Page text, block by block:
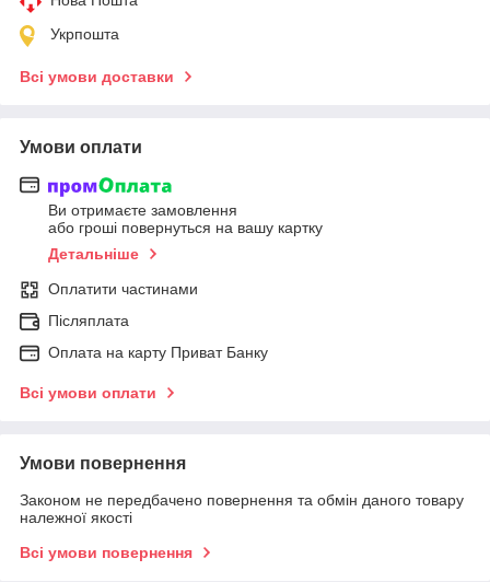
Укрпошта
Всі умови доставки
Умови оплати
Ви отримаєте замовлення
або гроші повернуться на вашу картку
Детальніше
Оплатити частинами
Післяплата
Оплата на карту Приват Банку
Всі умови оплати
Умови повернення
Законом не передбачено повернення та обмін даного товару
належної якості
Всі умови повернення